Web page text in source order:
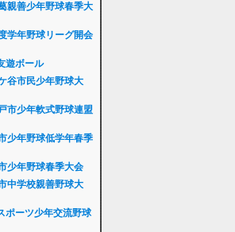
親善少年野球春季大
学年野球リーグ開会
遊ボール
谷市民少年野球大
市少年軟式野球連盟
少年野球低学年春季
少年野球春季大会
中学校親善野球大
ポーツ少年交流野球